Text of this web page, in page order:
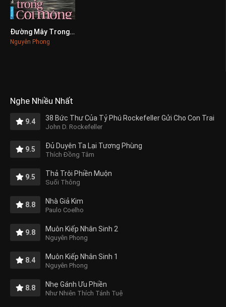
0Đường Mây Trong Cõi Mộng
Nguyên Phong
Nghe Nhiều Nhất
9.4 38 Bức Thư Của Tỷ Phú Rockefeller Gửi Cho Con Trai
John D. Rockefeller
9.5 Đủ Duyên Ta Lại Tương Phùng
Thích Đồng Tâm
9.5 Thả Trôi Phiền Muộn
Suối Thông
8.8 Nhà Giả Kim
Paulo Coelho
9.8 Muôn Kiếp Nhân Sinh 2
Nguyên Phong
8.4 Muôn Kiếp Nhân Sinh 1
Nguyên Phong
8.8 Nhẹ Gánh Ưu Phiền
Như Nhiên Thích Tánh Tuệ